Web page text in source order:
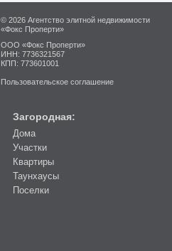
© 2026 Агентство элитной недвижимости
«Фокс Проперти»
ООО «Фокс Проперти»
ИНН: 7736321567
КПП: 773601001
Пользовательское соглашение
Загородная:
Дома
Участки
Квартиры
Таунхаусы
Поселки